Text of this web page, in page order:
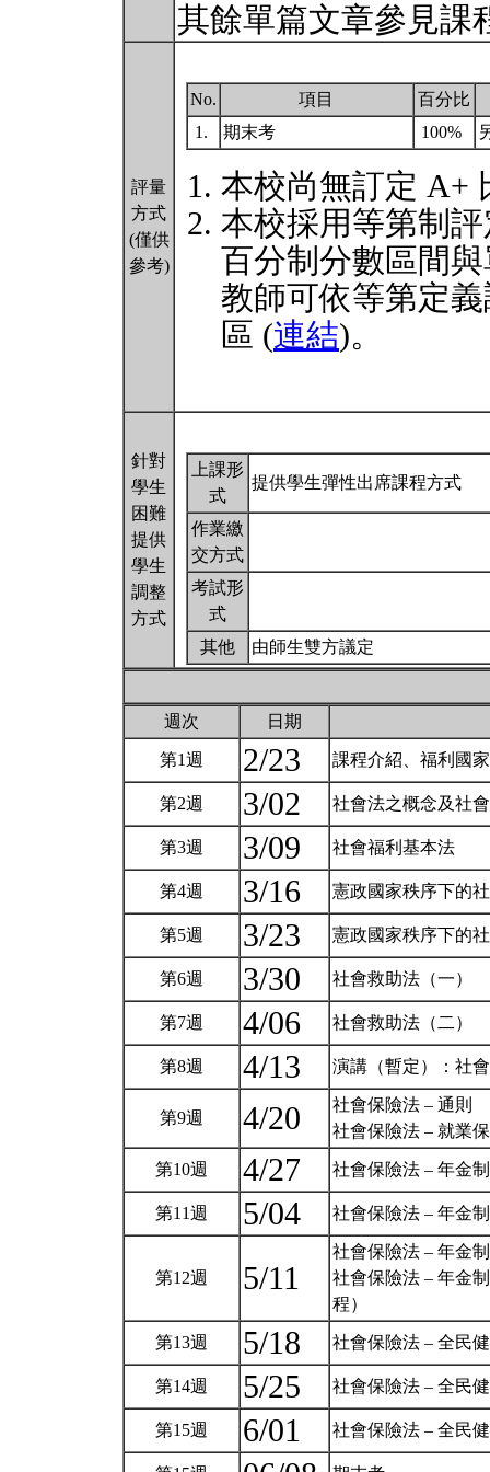
其餘單篇文章參見課
評量
方式
(僅供
參考)
No. 項目
百分比
1.
期末考 100%
本校尚無訂定 A+
本校採用等第制
百分制分數區間
教師可依等第定
區 (連結)。
針對
學生
困難
提供
學生
調整
方式
上課形
式
提供學生彈性出席課程方式
作業繳
交方式
考試形
式
其他
由師生雙方議定
週次 日期
第1週 2/23 課程介紹、福利國
第2週 3/02 社會法之概念及社
第3週 3/09 社會福利基本法
第4週 3/16 憲政國家秩序下的
第5週 3/23 憲政國家秩序下的
第6週 3/30 社會救助法（一）
第7週 4/06 社會救助法（二）
第8週 4/13 演講（暫定）：社
第9週 4/20
社會保險法 – 通則
社會保險法 – 就業
第10週 4/27 社會保險法 – 年金
第11週 5/04 社會保險法 – 年金
第12週 5/11
社會保險法 – 年金
社會保險法 – 年金
程）
第13週 5/18 社會保險法 – 全民
第14週 5/25 社會保險法 – 全民
第15週 6/01 社會保險法 – 全民